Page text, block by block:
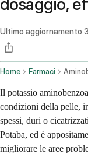
dosaggio,
Ultimo aggiornamento
Home Farmaci
Il potassio
condizioni della pelle,
spessi, duri o
Potaba, ed è
migliorare le aree